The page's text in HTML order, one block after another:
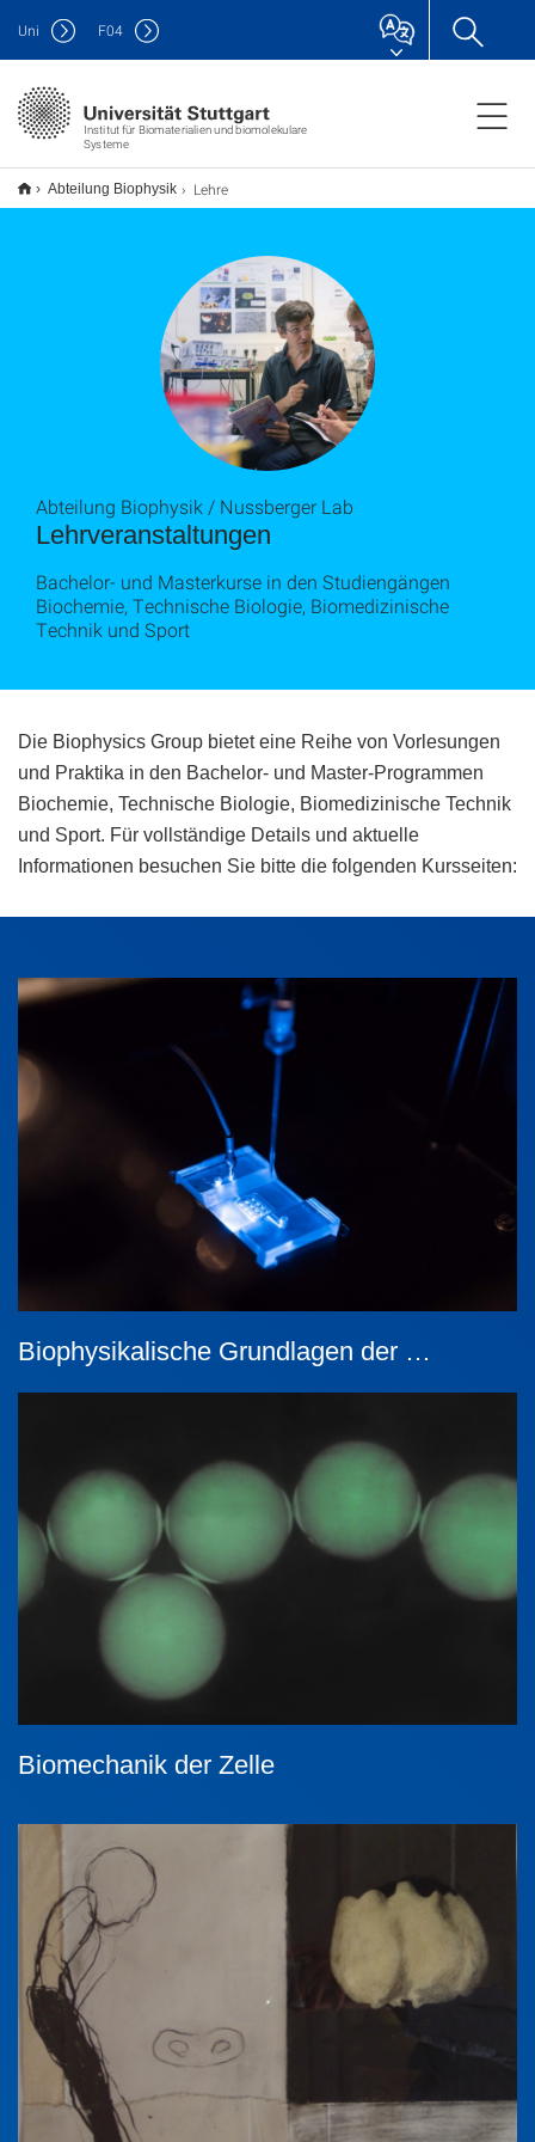
Institut für Biomaterialien und biomolekulare
Systeme
Uni F04
Abteilung Biophysik Lehre
Lehrveranstaltungen
Abteilung Biophysik / Nussberger Lab
Bachelor- und Masterkurse in den Studiengängen
Biochemie, Technische Biologie, Biomedizinische
Technik und Sport
Die Biophysics Group bietet eine Reihe von Vorlesungen
und Praktika in den Bachelor- und Master-Programmen
Biochemie, Technische Biologie, Biomedizinische Technik
und Sport. Für vollständige Details und aktuelle
Informationen besuchen Sie bitte die folgenden Kursseiten:
Biophysikalische Grundlagen der …
Biomechanik der Zelle